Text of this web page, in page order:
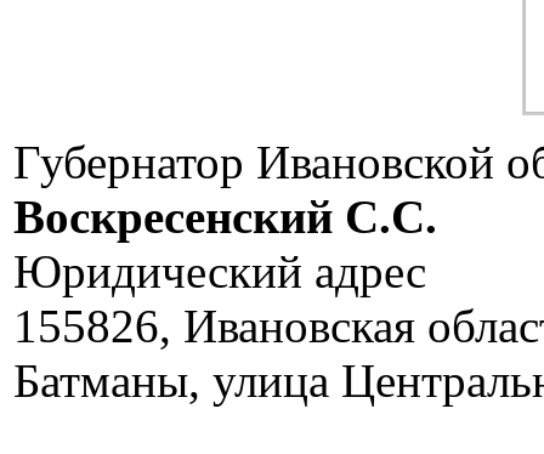
Губернатор Ивановской
Воскресенский C.C.
Юридический адрес
155826, Ивановская
Батманы, улица